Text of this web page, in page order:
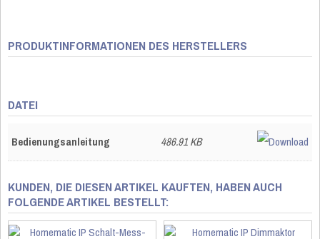
PRODUKTINFORMATIONEN DES HERSTELLERS
DATEI
Bedienungsanleitung 486.91 KB
KUNDEN, DIE DIESEN ARTIKEL KAUFTEN, HABEN AUCH
FOLGENDE ARTIKEL BESTELLT: